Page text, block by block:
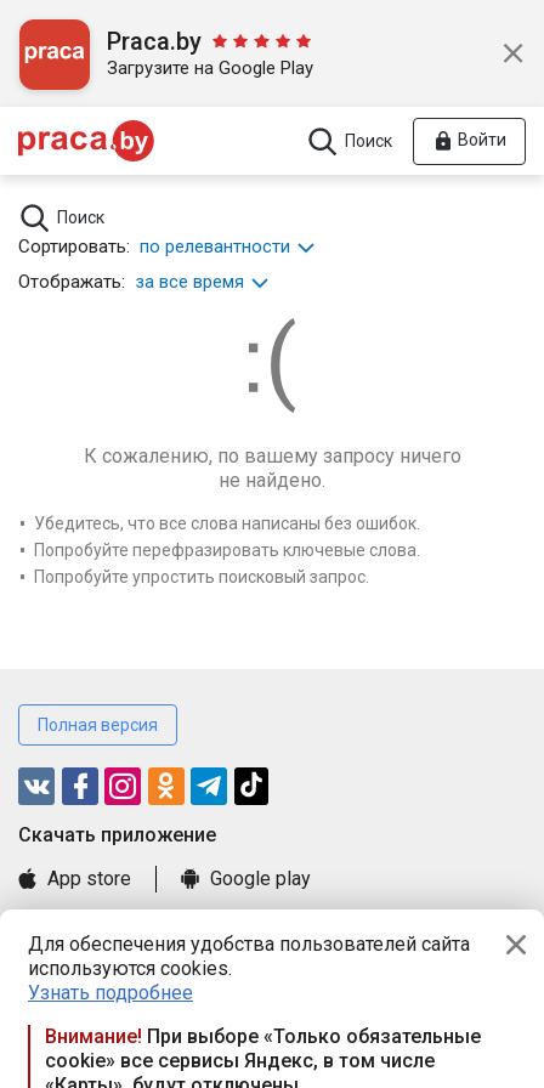
Для обеспечения удобства пользователей сайта
используются cookies.
Узнать подробнее
Внимание! При выборе «Только обязательные
cookie» все сервисы Яндекс, в том числе
Praca.by
Загрузите на Google Play
Поиск Войти
Поиск
Сортировать: по релевантности
Отображать: за все время
К сожалению, по вашему запросу ничего
не найдено.
Убедитесь, что все слова написаны без ошибок.
Попробуйте перефразировать ключевые слова.
Попробуйте упростить поисковый запрос.
Полная версия
Cкачать приложение
App store
Google play
Книга замечаний и предложений
Правила и документы
Praca.by © 2000—2026, ООО «ПРАЦА БАЙ»
Республика Беларусь, 220114, г. Минск, пр-т Независимости
117а, пом. № 9.